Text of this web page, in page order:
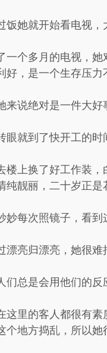
饭她就开始看电视，
一个多月的电视，她
好，是一个生存压力
来说绝对是一件大好
眼就到了快开工的时
楼上换了好工作装
纯靓丽，二十岁正是
妙每次照镜子，看到
漂亮归漂亮，她很难
们总是会用他们的反
这里的客人都很有
个地方捣乱，所以她